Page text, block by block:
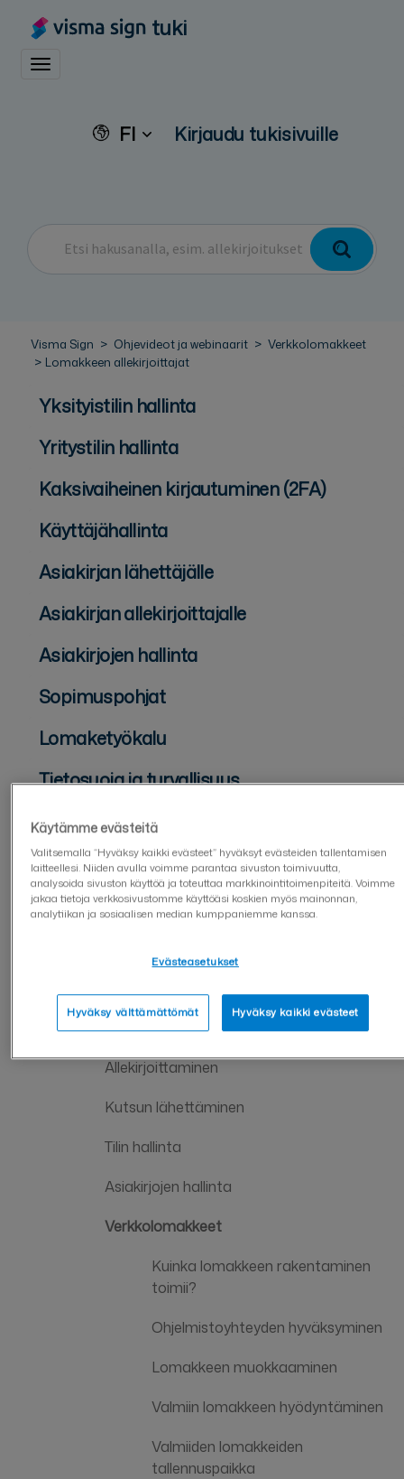
tuki
Toggle navigation
FI Kirjaudu tukisivuille
Visma Sign Ohjevideot ja webinaarit
Verkkolomakkeet
Lomakkeen allekirjoittajat
Yksityistilin hallinta
Yritystilin hallinta
Kaksivaiheinen kirjautuminen (2FA)
Käyttäjähallinta
Asiakirjan lähettäjälle
Asiakirjan allekirjoittajalle
Asiakirjojen hallinta
Sopimuspohjat
Lomaketyökalu
Tietosuoja ja turvallisuus
Integraatio
Koulutukset
Visma Sign laskutus
Palvelun käyttöönotto
Allekirjoittaminen
Kutsun lähettäminen
Tilin hallinta
Asiakirjojen hallinta
Verkkolomakkeet
Kuinka lomakkeen rakentaminen
toimii?
Ohjelmistoyhteyden hyväksyminen
Lomakkeen muokkaaminen
Valmiin lomakkeen hyödyntäminen
Valmiiden lomakkeiden
tallennuspaikka
Käytämme evästeitä
Valitsemalla “Hyväksy kaikki evästeet” hyväksyt evästeiden tallentamisen
laitteellesi. Niiden avulla voimme parantaa sivuston toimivuutta,
analysoida sivuston käyttöä ja toteuttaa markkinointitoimenpiteitä. Voimme
jakaa tietoja verkkosivustomme käyttöäsi koskien myös mainonnan,
analytiikan ja sosiaalisen median kumppaniemme kanssa.
Evästeasetukset
Hyväksy välttämättömät Hyväksy kaikki evästeet